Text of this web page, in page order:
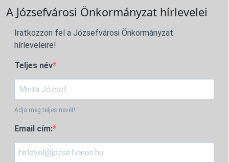
A Józsefvárosi Önkormányzat hírlevelei
Iratkozzon fel a Józsefvárosi Önkormányzat
hírleveleire!
Teljes név
Adja meg teljes nevét!
Email cím: